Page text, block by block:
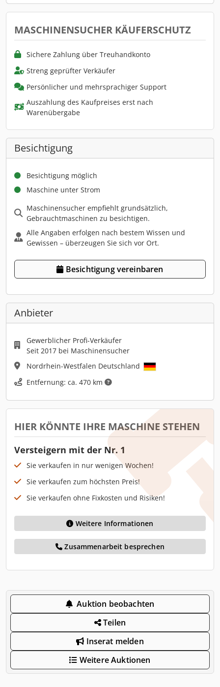
MASCHINENSUCHER KÄUFERSCHUTZ
Sichere Zahlung über Treuhandkonto
Streng geprüfter Verkäufer
Persönlicher und mehrsprachiger Support
Auszahlung des Kaufpreises erst nach
Warenübergabe
Besichtigung
Besichtigung möglich
Maschine unter Strom
Maschinensucher empfiehlt grundsätzlich,
Gebrauchtmaschinen zu besichtigen.
Alle Angaben erfolgen nach bestem Wissen und
Gewissen – überzeugen Sie sich vor Ort.
Besichtigung vereinbaren
Anbieter
Gewerblicher Profi-Verkäufer
Seit 2017 bei Maschinensucher
Nordrhein-Westfalen Deutschland
Entfernung: ca. 470 km
HIER KÖNNTE IHRE MASCHINE STEHEN
Versteigern mit der Nr. 1
Sie verkaufen in nur wenigen Wochen!
Sie verkaufen zum höchsten Preis!
Sie verkaufen ohne Fixkosten und Risiken!
Weitere Informationen
Zusammenarbeit besprechen
Auktion beobachten
Teilen
Inserat melden
Weitere Auktionen